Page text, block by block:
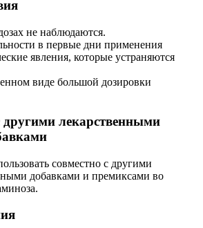
не наблюдаются.
в первые дни применения
явления, которые устраняются
виде большой дозировки
другими лекарственными
совместно с другими
добавками и премиксами во